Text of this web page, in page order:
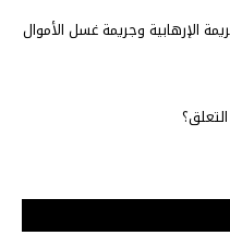
الإرهابية وجريمة غسل الأموال